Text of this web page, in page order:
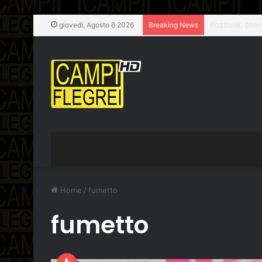
giovedì, Agosto 6 2026 Breaking News
Home / fumetto
fumetto